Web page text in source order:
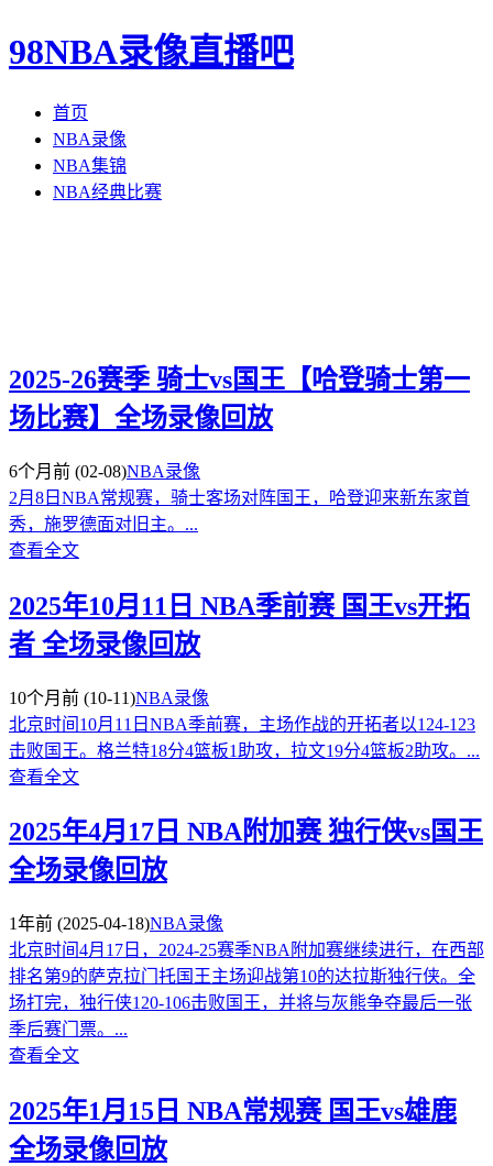
98NBA录像直播吧
首页
NBA录像
NBA集锦
NBA经典比赛
2025-26赛季 骑士vs国王【哈登骑士第一
场比赛】全场录像回放
6个月前 (02-08)NBA录像
2月8日NBA常规赛，骑士客场对阵国王，哈登迎来新东家首
秀，施罗德面对旧主。...
查看全文
2025年10月11日 NBA季前赛 国王vs开拓
者 全场录像回放
10个月前 (10-11)NBA录像
北京时间10月11日NBA季前赛，主场作战的开拓者以124-123
击败国王。格兰特18分4篮板1助攻，拉文19分4篮板2助攻。...
查看全文
2025年4月17日 NBA附加赛 独行侠vs国王
全场录像回放
1年前 (2025-04-18)NBA录像
北京时间4月17日，2024-25赛季NBA附加赛继续进行，在西部
排名第9的萨克拉门托国王主场迎战第10的达拉斯独行侠。全
场打完，独行侠120-106击败国王，并将与灰熊争夺最后一张
季后赛门票。...
查看全文
2025年1月15日 NBA常规赛 国王vs雄鹿
全场录像回放